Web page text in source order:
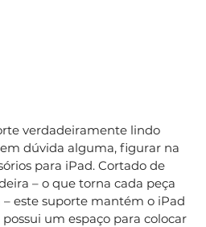
verdadeiramente lindo
dúvida alguma, figurar na
para iPad. Cortado de
– o que torna cada peça
este suporte mantém o iPad
um espaço para colocar